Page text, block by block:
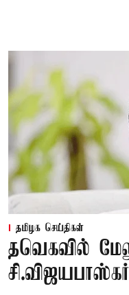
தமிழக செய்திகள்
தவெகவில்
சி.விஜயபாஸ்கர்